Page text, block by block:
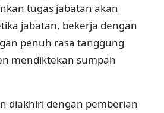
tugas jabatan akan
jabatan, bekerja dengan
penuh rasa tanggung
mendiktekan sumpah
diakhiri dengan pemberian